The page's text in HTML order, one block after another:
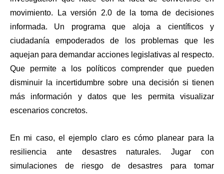
movimiento. La versión 2.0 de la toma de decisiones
informada. Un programa que aloja a científicos y
ciudadanía empoderados de los problemas que les
aquejan para demandar acciones legislativas al respecto.
Que permite a los políticos comprender que pueden
disminuir la incertidumbre sobre una decisión si tienen
más información y datos que les permita visualizar
escenarios concretos.
En mi caso, el ejemplo claro es cómo planear para la
resiliencia ante desastres naturales. Jugar con
simulaciones de riesgo de desastres para tomar